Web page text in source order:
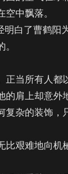
中飘落。
白了曹鹤阳
当所有人都
的肩上却意外
复杂的装饰，
艰难地向机